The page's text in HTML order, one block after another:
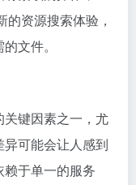
资源搜索体验，
文件。
键因素之一，尤
可能会让人感到
于单一的服务